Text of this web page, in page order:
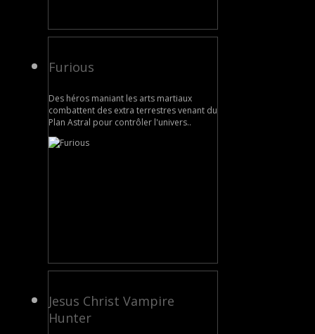
Furious
Des héros maniant les arts martiaux
combattent des extra terrestres venant du
Plan Astral pour contrôler l'univers..
Jesus Christ Vampire
Hunter